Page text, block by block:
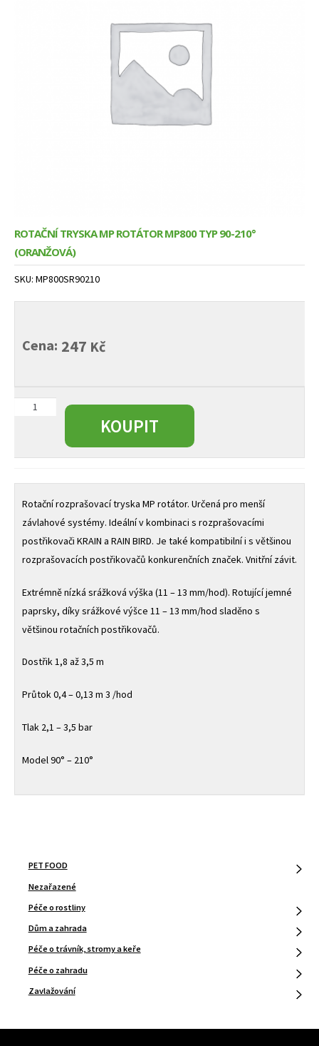
ROTAČNÍ TRYSKA MP ROTÁTOR MP800 TYP 90-210°
(ORANŽOVÁ)
SKU: MP800SR90210
Cena: 247 Kč
Rotační
typ
90-
(oranžová)
množství
KOUPIT
Rotační rozprašovací tryska MP rotátor. Určená pro menší
závlahové systémy. Ideální v kombinaci s rozprašovacími
postřikovači KRAIN a RAIN BIRD. Je také kompatibilní i s většinou
rozprašovacích postřikovačů konkurenčních značek. Vnitřní závit.
Extrémně nízká srážková výška (11 – 13 mm/hod). Rotující jemné
paprsky, díky srážkové výšce 11 – 13 mm/hod sladěno s
většinou rotačních postřikovačů.
Dostřik 1,8 až 3,5 m
Průtok 0,4 – 0,13 m 3 /hod
Tlak 2,1 – 3,5 bar
Model 90° – 210°
PET FOOD
Nezařazené
Péče o rostliny
Dům a zahrada
Péče o trávník, stromy a keře
Péče o zahradu
Zavlažování